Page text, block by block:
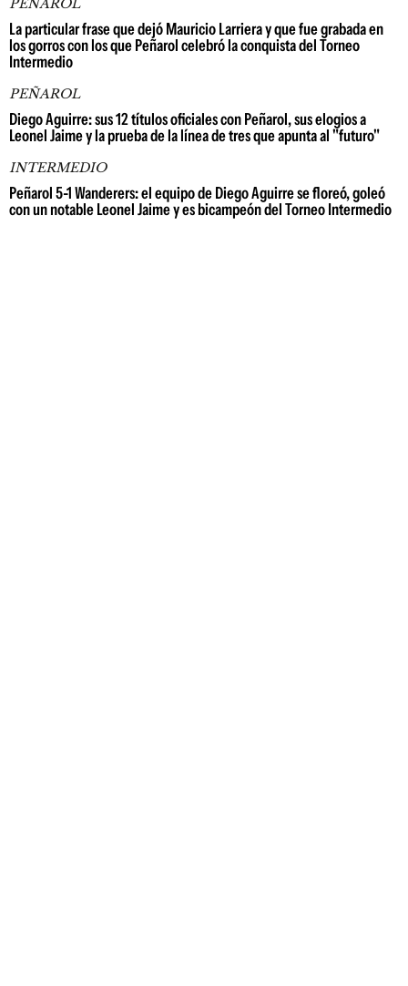
PEÑAROL
La particular frase que dejó Mauricio Larriera y que fue grabada en
los gorros con los que Peñarol celebró la conquista del Torneo
Intermedio
PEÑAROL
Diego Aguirre: sus 12 títulos oficiales con Peñarol, sus elogios a
Leonel Jaime y la prueba de la línea de tres que apunta al "futuro"
INTERMEDIO
Peñarol 5-1 Wanderers: el equipo de Diego Aguirre se floreó, goleó
con un notable Leonel Jaime y es bicampeón del Torneo Intermedio